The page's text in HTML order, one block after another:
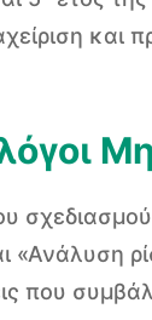
και
«Ανάλυση
που